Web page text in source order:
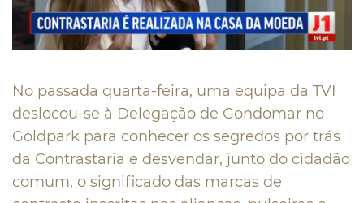
No passada quarta-feira, uma equipa da TVI
deslocou-se à Delegação de Gondomar no
Goldpark para conhecer os segredos por trás
da Contrastaria e desvendar, junto do cidadão
comum, o significado das marcas de